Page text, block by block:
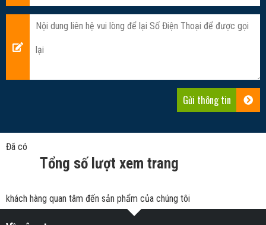
Đã có
Tổng số lượt xem trang
khách hàng quan tâm đến sản phẩm của chúng tôi